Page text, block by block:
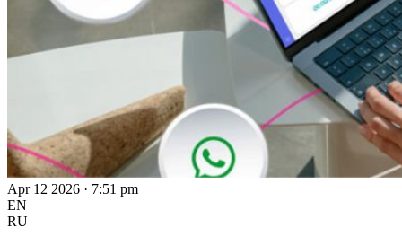
Apr 12 2026 · 7:51 pm
EN
RU